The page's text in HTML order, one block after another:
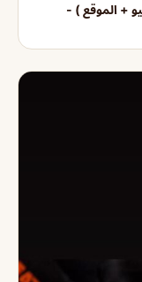
+ الموقع ) -